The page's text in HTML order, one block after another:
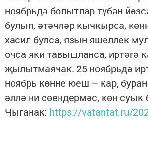
ноябрьдә болытлар түбән
булып, әтәчләр кычкырса,
хасил булса, язын яшеллек
очса яки тавышланса, иртәгә
җылытмаячак. 25 ноябрьдә
ноябрь көнне юеш – кар,
әллә ни сөендермәс, көн
Чыганак: https://vatantat.ru/